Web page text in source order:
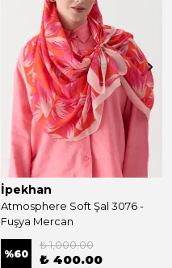
İpekhan
Atmosphere Soft Şal 3076 -
Fuşya Mercan
%60
₺ 1,000.00
₺ 400.00